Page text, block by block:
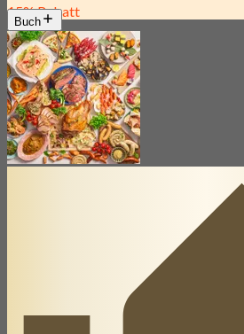
15% Rabatt
Buch